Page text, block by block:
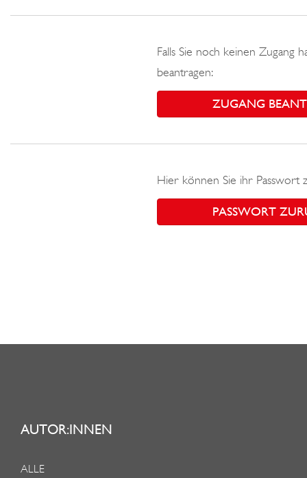
Falls Sie noch keinen Zugang
beantragen:
ZUGANG
Hier können Sie ihr Passwort
PASSWORT
AUTOR:INNEN
ALLE